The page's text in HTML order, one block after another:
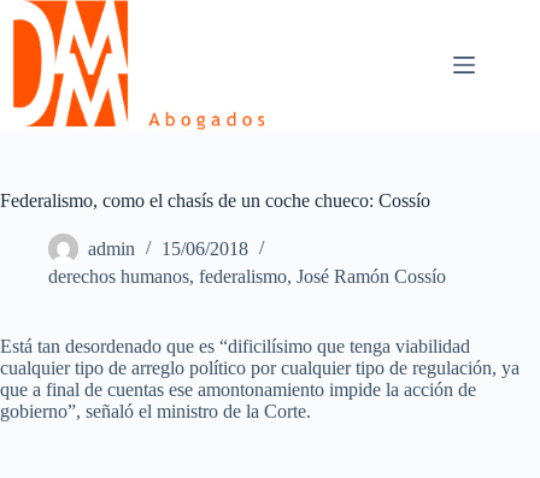
Skip
content
Federalismo, como el chasís de un coche chueco: Cossío
admin
15/06/2018
derechos humanos, federalismo, José Ramón Cossío
Está tan desordenado que es “dificilísimo que tenga viabilidad
cualquier tipo de arreglo político por cualquier tipo de regulación, ya
que a final de cuentas ese amontonamiento impide la acción de
gobierno”, señaló el ministro de la Corte.